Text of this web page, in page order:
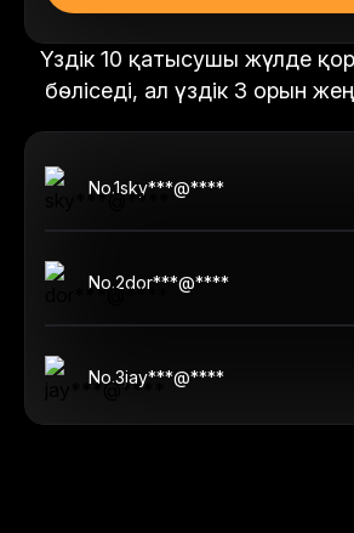
Үздік 10 қатысушы жүлде
бөліседі, ал үздік 3 орын
No.1sky***@****
No.2dor***@****
No.3jay***@****